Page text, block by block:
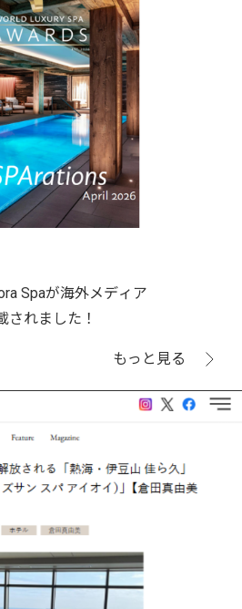
Spaが海外メディア
されました！
もっと見る